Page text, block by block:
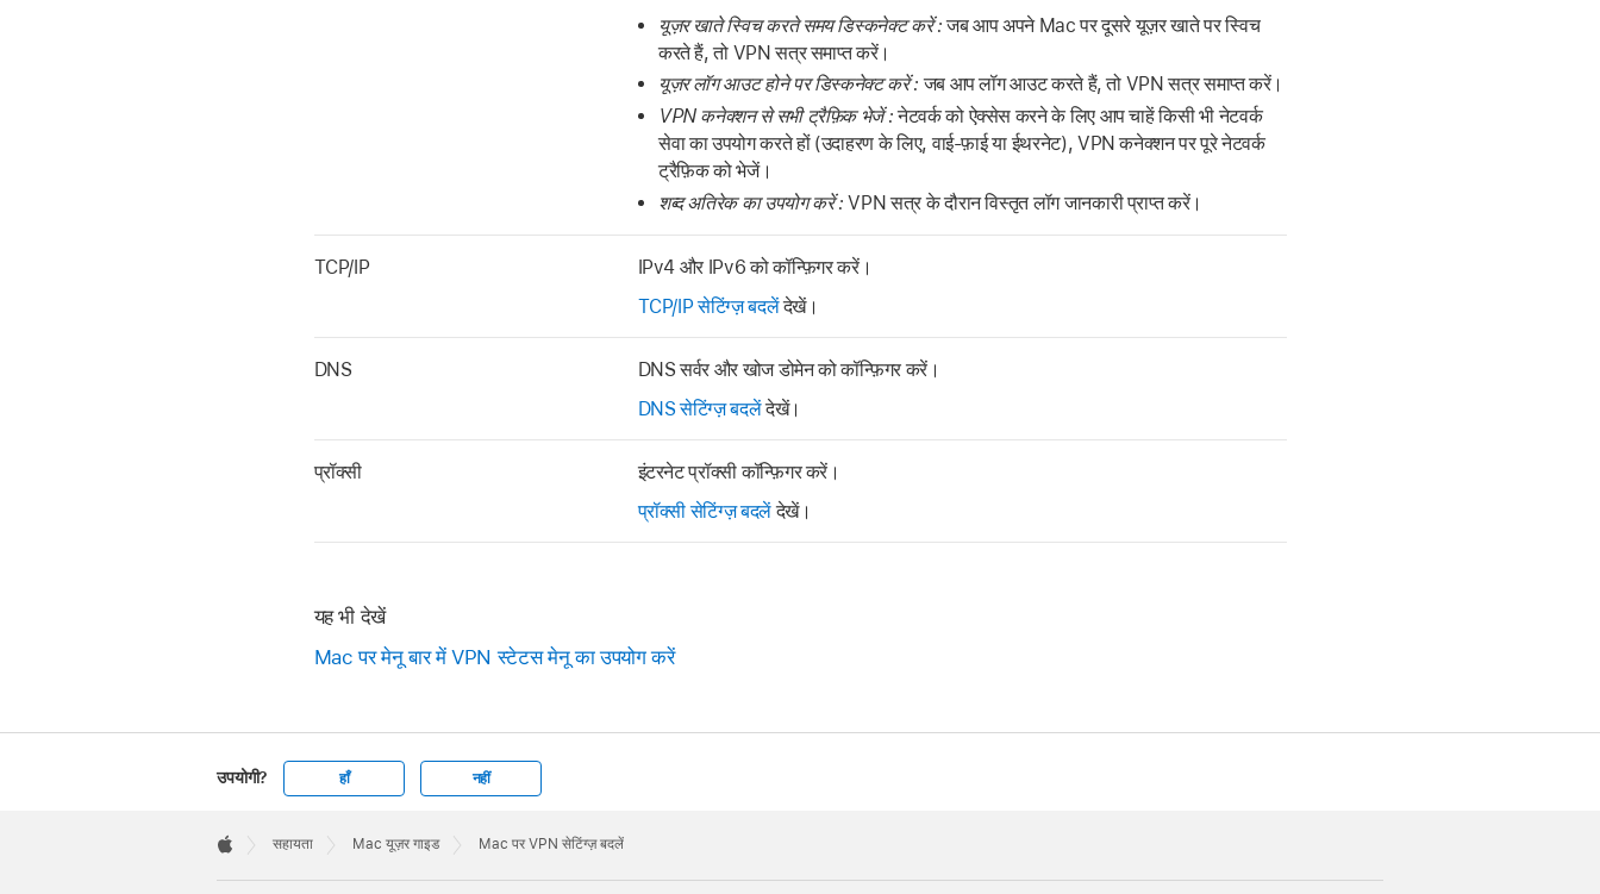
यूज़र खाते स्विच करते समय डिस्कनेक्ट करें :जब आप अपने Mac पर दूसरे यूज़र खाते पर स्विच
करते हैं, तो VPN सत्र समाप्त करें।
यूज़र लॉग आउट होने पर डिस्कनेक्ट करें : जब आप लॉग आउट करते हैं, तो VPN सत्र समाप्त करें।
VPN कनेक्शन से सभी ट्रैफ़िक भेजें :नेटवर्क को ऐक्सेस करने के लिए आप चाहें किसी भी नेटवर्क
सेवा का उपयोग करते हों (उदाहरण के लिए, वाई-फ़ाई या ईथरनेट), VPN कनेक्शन पर पूरे नेटवर्क
ट्रैफ़िक को भेजें।
शब्द अतिरेक का उपयोग करें : VPN सत्र के दौरान विस्तृत लॉग जानकारी प्राप्त करें।
TCP/IP
IPv4 और IPv6 को कॉन्फ़िगर करें।
TCP/IP सेटिंग्ज़ बदलेंदेखें।
DNS
DNS सर्वर और खोज डोमेन को कॉन्फ़िगर करें।
DNS सेटिंग्ज़ बदलेंदेखें।
प्रॉक्सी
इंटरनेट प्रॉक्सी कॉन्फ़िगर करें।
प्रॉक्सी सेटिंग्ज़ बदलेंदेखें।
यह भी देखें
Mac पर मेनू बार में VPN स्टेटस मेनू का उपयोग करें
उपयोगी? हाँ नहीं
Footer

सहायता Mac यूज़र गाइड Mac पर VPN सेटिंग्ज़ बदलें